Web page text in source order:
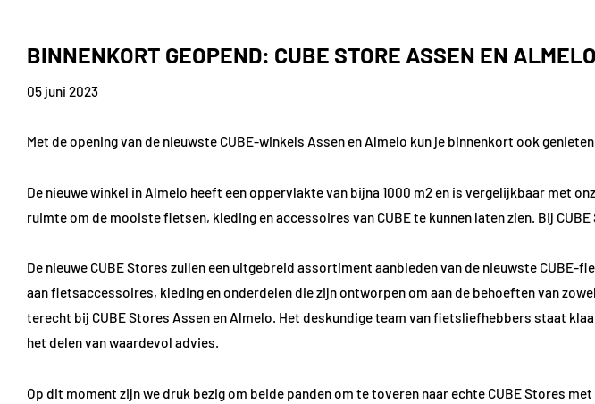
BINNENKORT GEOPEND: CUBE STORE ASSEN EN
05 juni 2023
Met de opening van de nieuwste CUBE-winkels Assen en Almelo kun je binnenkort ook
De nieuwe winkel in Almelo heeft een oppervlakte van bijna 1000 m2 en is vergelijkbaar met
ruimte om de mooiste fietsen, kleding en accessoires van CUBE te kunnen laten zien. Bij
De nieuwe CUBE Stores zullen een uitgebreid assortiment aanbieden van de nieuwste
aan fietsaccessoires, kleding en onderdelen die zijn ontworpen om aan de behoeften van
terecht bij CUBE Stores Assen en Almelo. Het deskundige team van fietsliefhebbers staat
het delen van waardevol advies.
Op dit moment zijn we druk bezig om beide panden om te toveren naar echte CUBE Stores